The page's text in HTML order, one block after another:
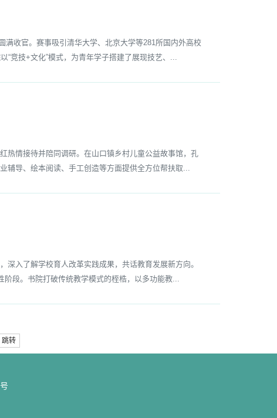
收官。赛事吸引清华大学、北京大学等281所国内外高校
“竞技+文化”模式，为青年学子搭建了展现技艺、...
情接待并陪同调研。在山口镇乡村儿童公益故事馆，孔
辅导、绘本阅读、手工创造等方面提供全方位帮扶取...
入了解学校育人改革实践成果，共话教育发展新方向。
阶段。书院打破传统教学模式的桎梏，以多功能教...
跳转